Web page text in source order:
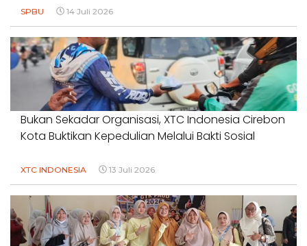
SPBU 14 Juli 2026
Bukan Sekadar Organisasi, XTC Indonesia Cirebon
Kota Buktikan Kepedulian Melalui Bakti Sosial
XTC INDONESIA 13 Juli 2026